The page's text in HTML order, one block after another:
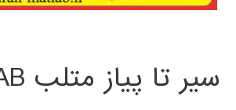
سیر تا پیاز متلب MATLAB